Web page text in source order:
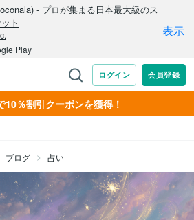
10％割引クーポンを獲得！
ブログ 占い